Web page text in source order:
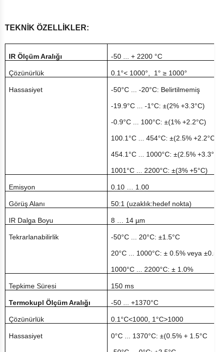
TEKNİK ÖZELLİKLER:
IR Ölçüm Aralığı -50 ... + 2200 °C
Çözünürlük 0.1°< 1000°, 1° ≥ 1000°
Hassasiyet -50°C ... -20°C: Belirtilmemiş
-19.9°C ... -1°C: ±(2% +3.3°C)
-0.9°C ... 100°C: ±(1% +2.2°C)
100.1°C ... 454°C: ±(2.5% +2.2°C)
454.1°C ... 1000°C: ±(2.5%
1001°C ... 2200°C: ±(3% +5°C)
Emisyon 0.10 … 1.00
Görüş Alanı 50:1 (uzaklık:hedef nokta)
IR Dalga Boyu 8 … 14 µm
Tekrarlanabilirlik -50°C ... 20°C: ±1.5°C
20°C ... 1000°C: ± 0.5% veya
1000°C ... 2200°C: ± 1.0%
Tepkime Süresi 150 ms
Termokupl Ölçüm Aralığı -50 ... +1370°C
Çözünürlük 0.1°C<1000, 1°C>1000
Hassasiyet 0°C ... 1370°C: ±(0.5% + 1.5°C